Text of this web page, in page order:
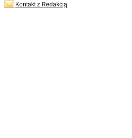
Kontakt z Redakcją